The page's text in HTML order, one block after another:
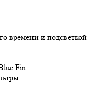
времени и подсветкой
Fin